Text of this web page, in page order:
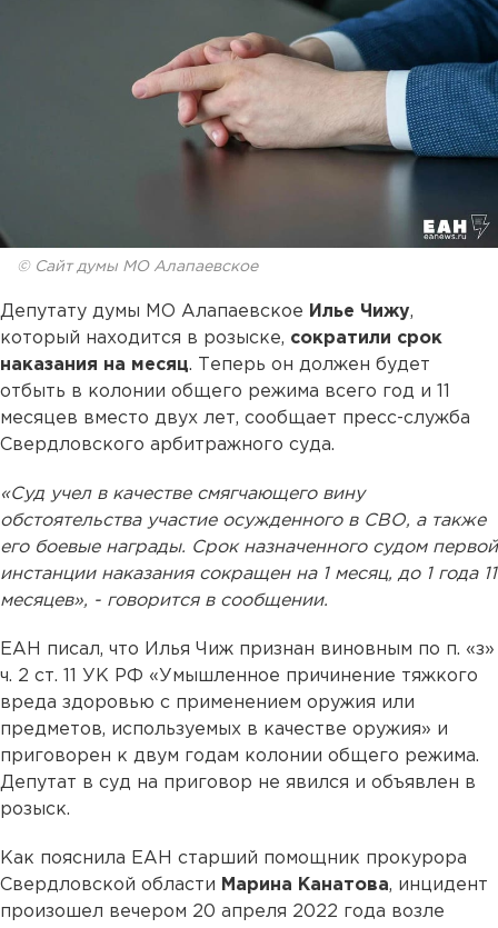
© Сайт думы МО Алапаевское
Депутату думы МО Алапаевское Илье Чижу,
который находится в розыске, сократили срок
наказания на месяц. Теперь он должен будет
отбыть в колонии общего режима всего год и 11
месяцев вместо двух лет, сообщает пресс-служба
Свердловского арбитражного суда.
«Суд учел в качестве смягчающего вину
обстоятельства участие осужденного в СВО, а также
его боевые награды. Срок назначенного судом первой
инстанции наказания сокращен на 1 месяц, до 1 года 11
месяцев», - говорится в сообщении.
ЕАН писал, что Илья Чиж признан виновным по п. «з»
ч. 2 ст. 11 УК РФ «Умышленное причинение тяжкого
вреда здоровью с применением оружия или
предметов, используемых в качестве оружия» и
приговорен к двум годам колонии общего режима.
Депутат в суд на приговор не явился и объявлен в
розыск.
Как пояснила ЕАН старший помощник прокурора
Свердловской области Марина Канатова, инцидент
произошел вечером 20 апреля 2022 года возле